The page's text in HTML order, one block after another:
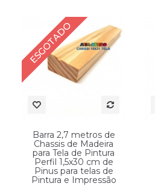
ESGOTADO
Barra 2,7 metros de
Chassis de Madeira
para Tela de Pintura
Perfil 1,5x30 cm de
Pinus para telas de
Pintura e Impressão